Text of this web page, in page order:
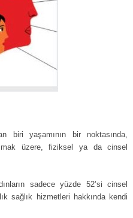
biri yaşamının bir noktasında,
üzere, fiziksel ya da cinsel
sadece yüzde 52’si cinsel
sağlık hizmetleri hakkında kendi